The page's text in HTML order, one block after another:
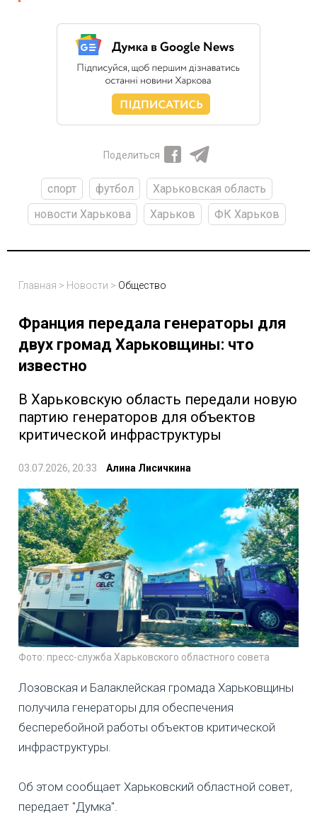
Поделиться
спорт футбол
Харьковская область
новости Харькова
Харьков ФК Харьков
Главная > Новости > Общество
Франция передала генераторы для
двух громад Харьковщины: что
известно
В Харьковскую область передали новую
партию генераторов для объектов
критической инфраструктуры
03.07.2026, 20:33 Алина Лисичкина
Фото: пресс-служба Харьковского областного совета
Лозовская и Балаклейская громада Харьковщины
получила генераторы для обеспечения
бесперебойной работы объектов критической
инфраструктуры.
Об этом сообщает Харьковский областной совет,
передает "Думка".